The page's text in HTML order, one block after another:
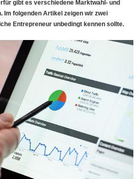
gibt es verschiedene Marktwahl- und
Im folgenden Artikel zeigen wir zwei
Entrepreneur unbedingt kennen sollte.